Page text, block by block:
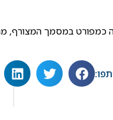
כמפורט במסמך